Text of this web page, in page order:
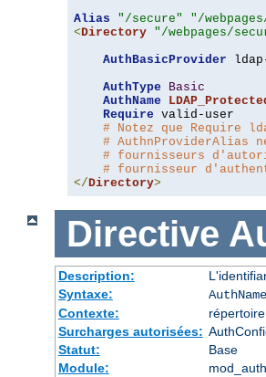
Alias
"/secure"
"/
<Directory "/webpages/
AuthBasicProvider
AuthType
Basic
AuthName
Require valid-user
# Notez que Require
# AuthnProviderAlias
# fournisseurs
# fournisseur
</Directory>
Directive
Description:
Syntaxe:
AuthName
Contexte:
Surcharges autorisées:
Statut:
Base
Module: